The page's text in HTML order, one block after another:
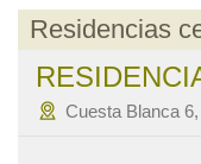
Residencias
Cuesta Blanca